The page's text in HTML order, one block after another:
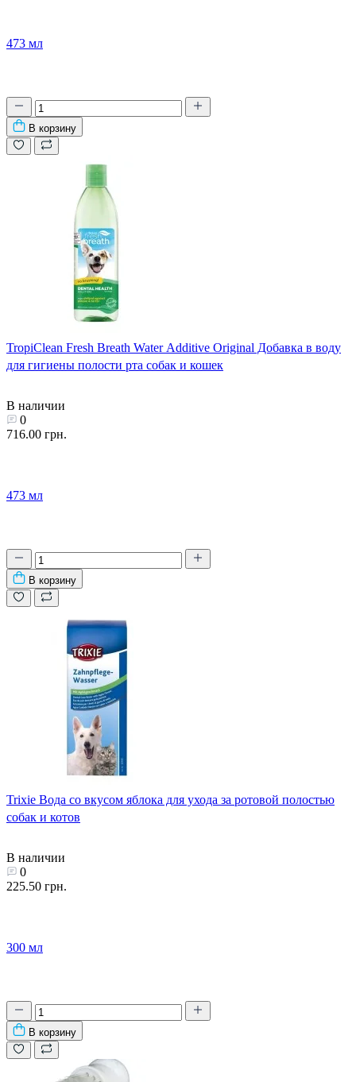
473 мл
В корзину
TropiClean Fresh Breath Water Additive Original Добавка в воду
для гигиены полости рта собак и кошек
В наличии
0
716.00 грн.
473 мл
В корзину
Trixie Вода со вкусом яблока для ухода за ротовой полостью
собак и котов
В наличии
0
225.50 грн.
300 мл
В корзину